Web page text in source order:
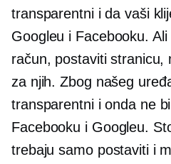
transparentni i da vaši
Googleu i Facebooku.
račun, postaviti stranicu,
za njih. Zbog našeg
transparentni i onda ne
Facebooku i Googleu.
trebaju samo postaviti i